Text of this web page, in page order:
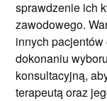
sprawdzenie ich
zawodowego.
innych
dokonaniu
konsultacyjną,
terapeutą oraz